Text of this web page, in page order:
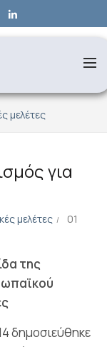
μελέτες
για
μελέτες
01
της
δημοσιεύθηκε